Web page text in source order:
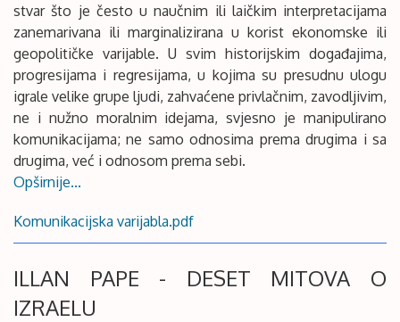
stvar što je često u naučnim ili laičkim interpretacijama
zanemarivana ili marginalizirana u korist ekonomske ili
geopolitičke varijable. U svim historijskim događajima,
progresijama i regresijama, u kojima su presudnu ulogu
igrale velike grupe ljudi, zahvaćene privlačnim, zavodljivim,
ne i nužno moralnim idejama, svjesno je manipulirano
komunikacijama; ne samo odnosima prema drugima i sa
drugima, već i odnosom prema sebi.
Opširnije...
Komunikacijska varijabla.pdf
ILLAN PAPE - DESET MITOVA O
IZRAELU